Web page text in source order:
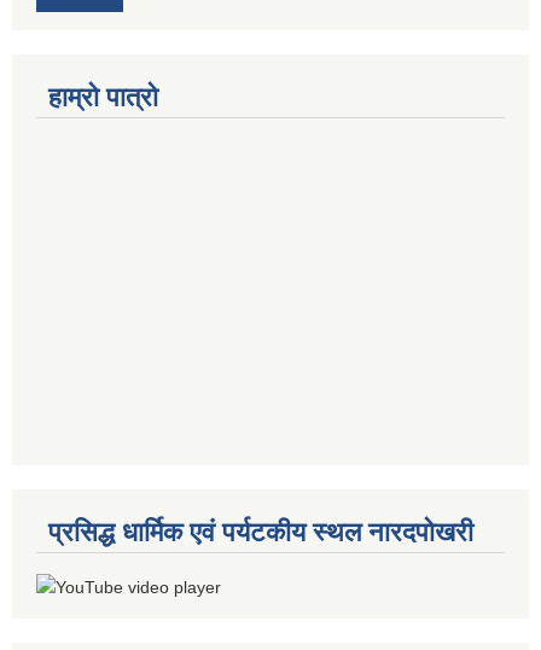
हाम्रो पात्रो
प्रसिद्ध धार्मिक एवं पर्यटकीय स्थल नारदपोखरी